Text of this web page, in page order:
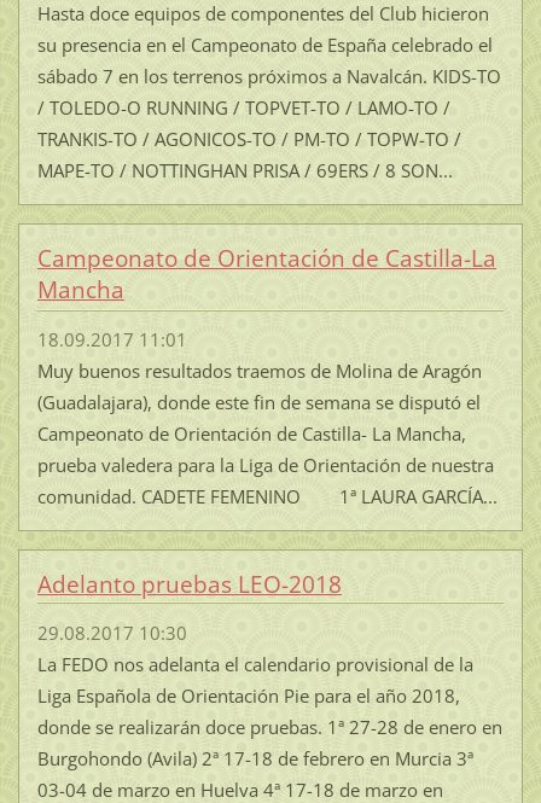
Hasta doce equipos de componentes del Club hicieron
su presencia en el Campeonato de España celebrado el
sábado 7 en los terrenos próximos a Navalcán. KIDS-TO
/ TOLEDO-O RUNNING / TOPVET-TO / LAMO-TO /
TRANKIS-TO / AGONICOS-TO / PM-TO / TOPW-TO /
MAPE-TO / NOTTINGHAN PRISA / 69ERS / 8 SON...
Campeonato de Orientación de Castilla-La
Mancha
18.09.2017 11:01
Muy buenos resultados traemos de Molina de Aragón
(Guadalajara), donde este fin de semana se disputó el
Campeonato de Orientación de Castilla- La Mancha,
prueba valedera para la Liga de Orientación de nuestra
comunidad. CADETE FEMENINO 1ª LAURA GARCÍA...
Adelanto pruebas LEO-2018
29.08.2017 10:30
La FEDO nos adelanta el calendario provisional de la
Liga Española de Orientación Pie para el año 2018,
donde se realizarán doce pruebas. 1ª 27-28 de enero en
Burgohondo (Avila) 2ª 17-18 de febrero en Murcia 3ª
03-04 de marzo en Huelva 4ª 17-18 de marzo en